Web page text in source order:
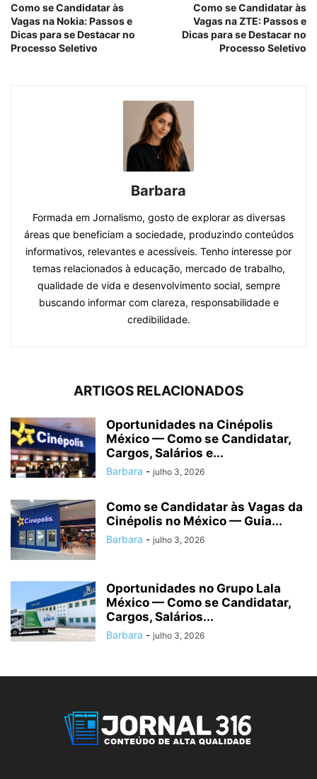
Como se Candidatar às
Vagas na Nokia: Passos e
Dicas para se Destacar no
Processo Seletivo
Como se Candidatar às
Vagas na ZTE: Passos e
Dicas para se Destacar no
Processo Seletivo
Barbara
Formada em Jornalismo, gosto de explorar as diversas
áreas que beneficiam a sociedade, produzindo conteúdos
informativos, relevantes e acessíveis. Tenho interesse por
temas relacionados à educação, mercado de trabalho,
qualidade de vida e desenvolvimento social, sempre
buscando informar com clareza, responsabilidade e
credibilidade.
ARTIGOS RELACIONADOS
Oportunidades na Cinépolis
México — Como se Candidatar,
Cargos, Salários e...
Barbara - julho 3, 2026
Como se Candidatar às Vagas da
Cinépolis no México — Guia...
Barbara - julho 3, 2026
Oportunidades no Grupo Lala
México — Como se Candidatar,
Cargos, Salários...
Barbara - julho 3, 2026